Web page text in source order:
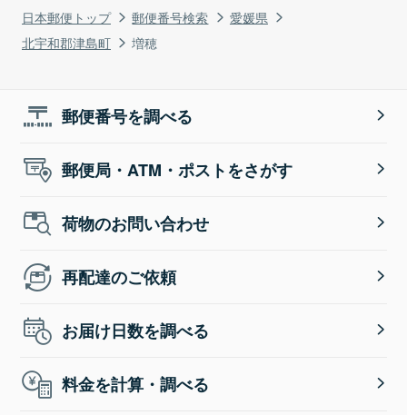
日本郵便トップ 郵便番号検索
愛媛県
北宇和郡津島町
増穂
郵便番号を調べる
郵便局・ATM・ポストをさがす
荷物のお問い合わせ
再配達のご依頼
お届け日数を調べる
料金を計算・調べる